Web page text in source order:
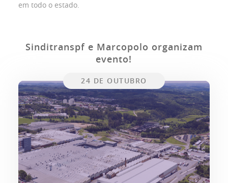
em todo o estado.
Sinditranspf e Marcopolo organizam
evento!
24 DE OUTUBRO